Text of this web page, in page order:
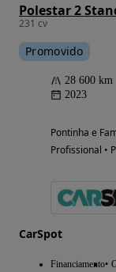
Polestar 2
231 cv
Promovido
28 600 km
2023
Pontinha e
Profissional •
CarSpot
Financiamento